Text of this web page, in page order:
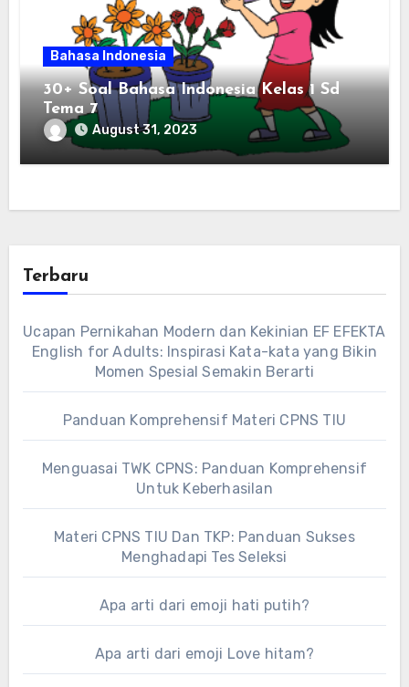
Bahasa Indonesia
30+ Soal Bahasa Indonesia Kelas 1 Sd
Tema 7
August 31, 2023
Terbaru
Ucapan Pernikahan Modern dan Kekinian EF EFEKTA
English for Adults: Inspirasi Kata-kata yang Bikin
Momen Spesial Semakin Berarti
Panduan Komprehensif Materi CPNS TIU
Menguasai TWK CPNS: Panduan Komprehensif
Untuk Keberhasilan
Materi CPNS TIU Dan TKP: Panduan Sukses
Menghadapi Tes Seleksi
Apa arti dari emoji hati putih?
Apa arti dari emoji Love hitam?